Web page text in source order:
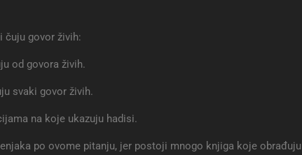
čuju govor živih:
od govora živih.
svaki govor živih.
na koje ukazuju hadisi.
po ovome pitanju, jer postoji mnogo knjiga koje obrađuju